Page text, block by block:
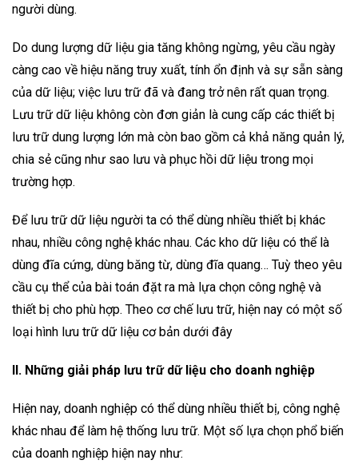
người dùng.
Do dung lượng dữ liệu gia tăng không ngừng, yêu cầu ngày
càng cao về hiệu năng truy xuất, tính ổn định và sự sẵn sàng
của dữ liệu; việc lưu trữ đã và đang trở nên rất quan trọng.
Lưu trữ dữ liệu không còn đơn giản là cung cấp các thiết bị
lưu trữ dung lượng lớn mà còn bao gồm cả khả năng quản lý,
chia sẻ cũng như sao lưu và phục hồi dữ liệu trong mọi
trường hợp.
Để lưu trữ dữ liệu người ta có thể dùng nhiều thiết bị khác
nhau, nhiều công nghệ khác nhau. Các kho dữ liệu có thể là
dùng đĩa cứng, dùng băng từ, dùng đĩa quang… Tuỳ theo yêu
cầu cụ thể của bài toán đặt ra mà lựa chọn công nghệ và
thiết bị cho phù hợp. Theo cơ chế lưu trữ, hiện nay có một số
loại hình lưu trữ dữ liệu cơ bản dưới đây
II. Những giải pháp lưu trữ dữ liệu cho doanh nghiệp
Hiện nay, doanh nghiệp có thể dùng nhiều thiết bị, công nghệ
khác nhau để làm hệ thống lưu trữ. Một số lựa chọn phổ biến
của doanh nghiệp hiện nay như: